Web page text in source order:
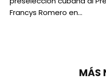
Francys Romero en…
MÁS